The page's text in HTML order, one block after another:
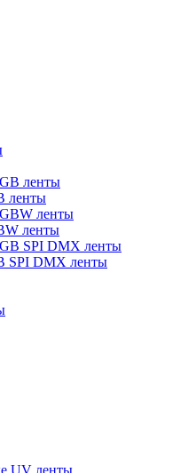
ленты
ленты
SPI DMX ленты